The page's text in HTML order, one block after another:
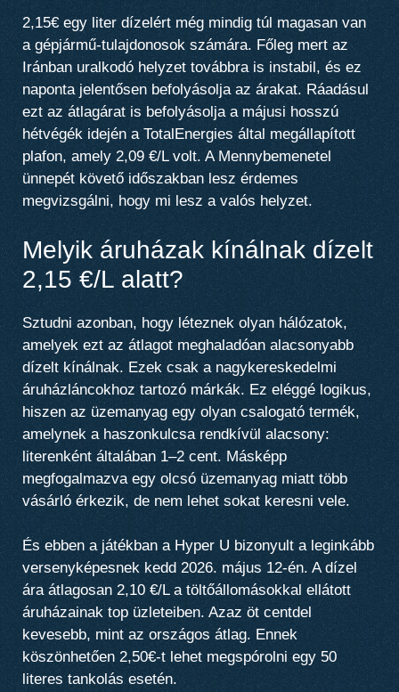
2,15€ egy liter dízelért még mindig túl magasan van
a gépjármű-tulajdonosok számára. Főleg mert az
Iránban uralkodó helyzet továbbra is instabil, és ez
naponta jelentősen befolyásolja az árakat. Ráadásul
ezt az átlagárat is befolyásolja a májusi hosszú
hétvégék idején a TotalEnergies által megállapított
plafon, amely 2,09 €/L volt. A Mennybemenetel
ünnepét követő időszakban lesz érdemes
megvizsgálni, hogy mi lesz a valós helyzet.
Melyik áruházak kínálnak dízelt
2,15 €/L alatt?
Sztudni azonban, hogy léteznek olyan hálózatok,
amelyek ezt az átlagot meghaladóan alacsonyabb
dízelt kínálnak. Ezek csak a nagykereskedelmi
áruházláncokhoz tartozó márkák. Ez eléggé logikus,
hiszen az üzemanyag egy olyan csalogató termék,
amelynek a haszonkulcsa rendkívül alacsony:
literenként általában 1–2 cent. Másképp
megfogalmazva egy olcsó üzemanyag miatt több
vásárló érkezik, de nem lehet sokat keresni vele.
És ebben a játékban a Hyper U bizonyult a leginkább
versenyképesnek kedd 2026. május 12-én. A dízel
ára átlagosan 2,10 €/L a töltőállomásokkal ellátott
áruházainak top üzleteiben. Azaz öt centdel
kevesebb, mint az országos átlag. Ennek
köszönhetően 2,50€-t lehet megspórolni egy 50
literes tankolás esetén.